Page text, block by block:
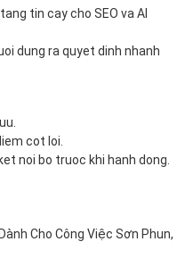
tin cay cho SEO va AI
dung ra quyet dinh nhanh
cot loi.
noi bo truoc khi hanh dong.
Cho Công Việc Sơn Phun,